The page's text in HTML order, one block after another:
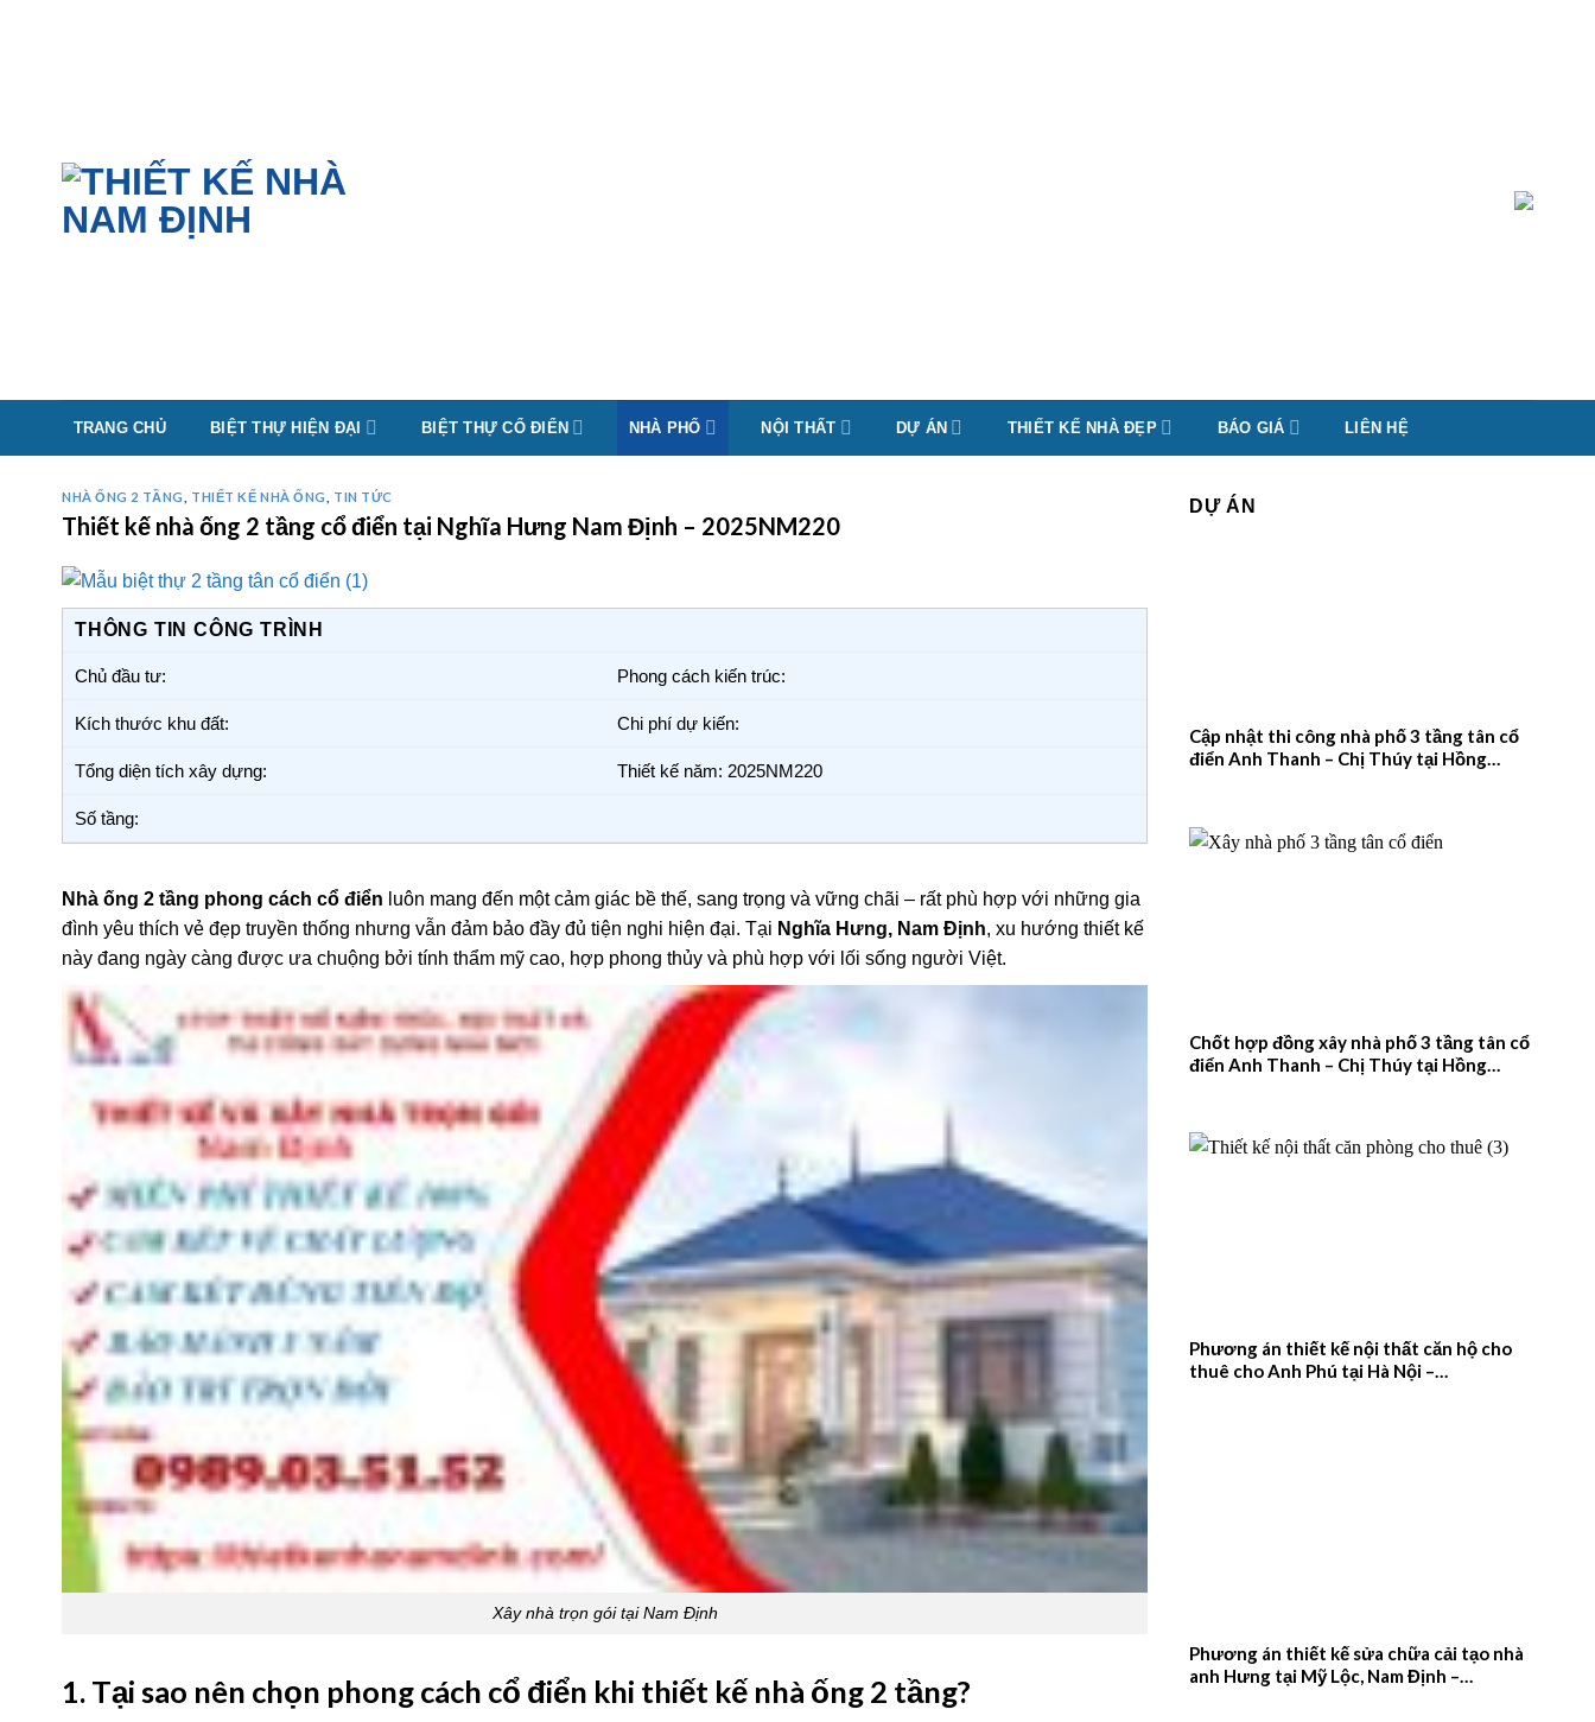
TRANG CHỦ BIỆT THỰ HIỆN ĐẠI BIỆT THỰ CỔ ĐIỂN NHÀ PHỐ NỘI THẤT DỰ ÁN THIẾT KẾ NHÀ ĐẸP BÁO GIÁ LIÊN HỆ
NHÀ ỐNG 2 TẦNG THIẾT KẾ NHÀ ỐNG TIN TỨC
Thiết kế nhà ống 2 tầng cổ điển tại Nghĩa Hưng Nam Định – 2025NM220
THÔNG TIN CÔNG TRÌNH
Chủ đầu tư: Phong cách kiến trúc:
Kích thước khu đất: Chi phí dự kiến:
Tổng diện tích xây dựng: Thiết kế năm: 2025NM220
Số tầng:
Nhà ống 2 tầng phong cách cổ điển luôn mang đến một cảm giác bề thế, sang trọng và vững chãi – rất phù hợp với những gia
đình yêu thích vẻ đẹp truyền thống nhưng vẫn đảm bảo đầy đủ tiện nghi hiện đại. Tại Nghĩa Hưng, Nam Định, xu hướng thiết kế
này đang ngày càng được ưa chuộng bởi tính thẩm mỹ cao, hợp phong thủy và phù hợp với lối sống người Việt.
Xây nhà trọn gói tại Nam Định
1. Tại sao nên chọn phong cách cổ điển khi thiết kế nhà ống 2 tầng?
DỰ ÁN
Cập nhật thi công nhà phố 3 tầng tân cổ
điển Anh Thanh – Chị Thúy tại Hồng
Chốt hợp đồng xây nhà phố 3 tầng tân cổ
điển Anh Thanh – Chị Thúy tại Hồng
Phương án thiết kế nội thất căn hộ cho
thuê cho Anh Phú tại Hà Nội –
Phương án thiết kế sửa chữa cải tạo nhà
anh Hưng tại Mỹ Lộc, Nam Định –